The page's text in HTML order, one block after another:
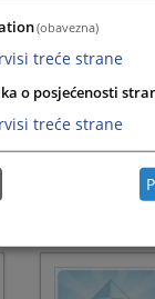
(obavezna)
treće strane
o posjećenosti
treće strane